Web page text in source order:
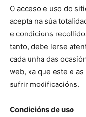
O acceso e uso do
acepta na súa
e condicións
tanto, debe lerse
cada unha das
web, xa que este e
sufrir modificacións.
Condicións de uso